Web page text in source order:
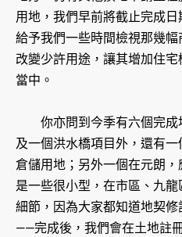
用地，我們早前將截止完成
給予我們一些時間檢視那幾
改變少許用途，讓其增加住
當中。
你亦問到今季有六個完成
及一個洪水橋項目外，還有
倉儲用地；另外一個在元朗
是一些很小型，在市區、九
細節，因為大家都知道地契
——完成後，我們會在土地註